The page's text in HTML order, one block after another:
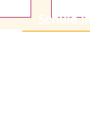
Schule